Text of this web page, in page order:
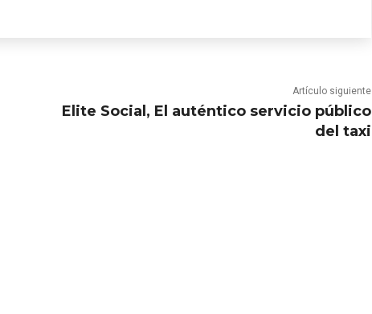
Artículo siguiente
Elite Social, El auténtico servicio público
del taxi